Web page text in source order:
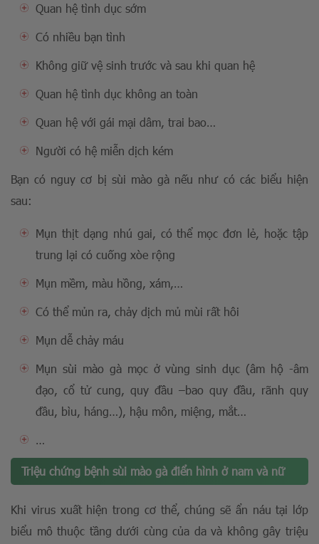
Quan hệ tình dục sớm
Có nhiều bạn tình
Không giữ vệ sinh trước và sau khi quan hệ
Quan hệ tình dục không an toàn
Quan hệ với gái mại dâm, trai bao…
Người có hệ miễn dịch kém
Bạn có nguy cơ bị sùi mào gà nếu như có các biểu hiện
sau:
Mụn thịt dạng nhú gai, có thể mọc đơn lẻ, hoặc tập
trung lại có cuống xòe rộng
Mụn mềm, màu hồng, xám,…
Có thể mủn ra, chảy dịch mủ mùi rất hôi
Mụn dễ chảy máu
Mụn sùi mào gà mọc ở vùng sinh dục (âm hộ -âm
đạo, cổ tử cung, quy đầu –bao quy đầu, rãnh quy
đầu, bìu, háng…), hậu môn, miệng, mắt…
…
Triệu chứng bệnh sùi mào gà điển hình ở nam và nữ
Khi virus xuất hiện trong cơ thể, chúng sẽ ẩn náu tại lớp
biểu mô thuộc tầng dưới cùng của da và không gây triệu